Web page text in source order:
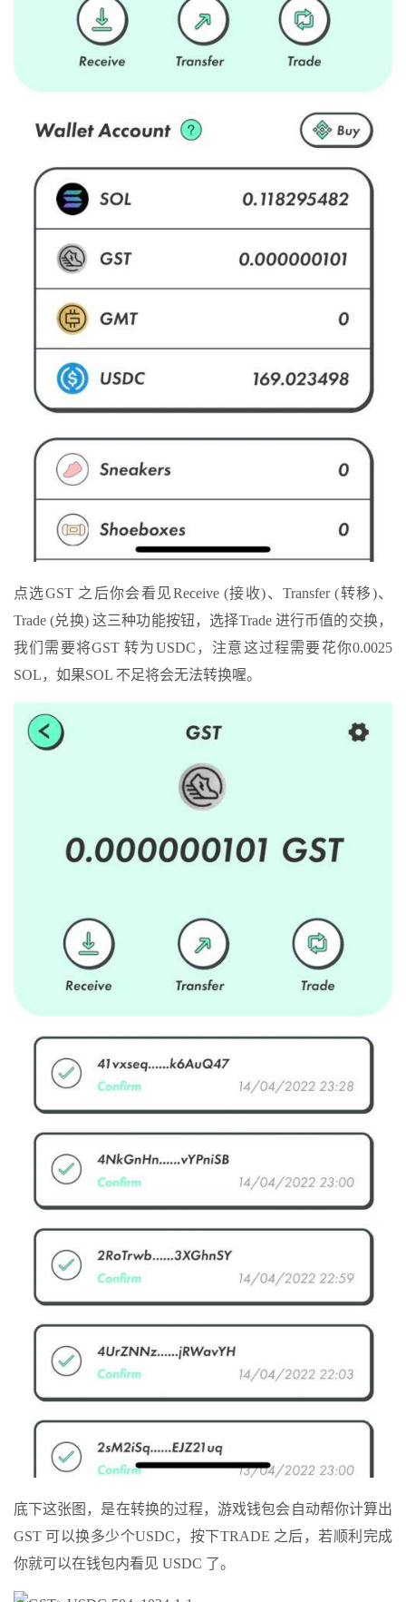
点选GST 之后你会看见Receive (接收)、Transfer (转移)、
Trade (兑换) 这三种功能按钮，选择Trade 进行币值的交换，
我们需要将GST 转为USDC，注意这过程需要花你0.0025
SOL，如果SOL 不足将会无法转换喔。
底下这张图，是在转换的过程，游戏钱包会自动帮你计算出
GST 可以换多少个USDC，按下TRADE 之后，若顺利完成
你就可以在钱包内看见 USDC 了。